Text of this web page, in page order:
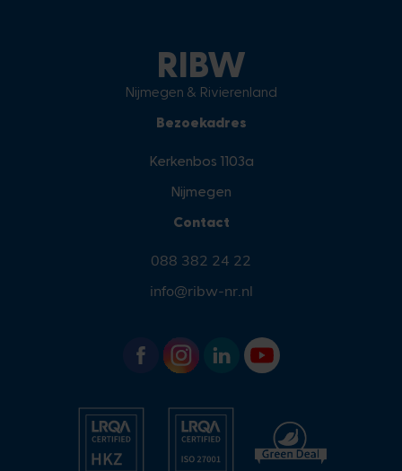
RIBW
Nijmegen & Rivierenland
Bezoekadres
Kerkenbos 1103a
Nijmegen
Contact
088 382 24 22
info@ribw-nr.nl